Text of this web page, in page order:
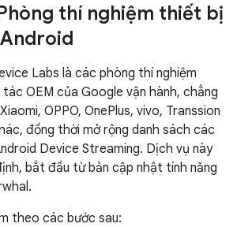
thí nghiệm thiết bị
Labs là các phòng thí nghiệm
OEM của Google vận hành, chẳng
OPPO, OnePlus, vivo, Transsion
đồng thời mở rộng danh sách các
Device Streaming. Dịch vụ này
bắt đầu từ bản cập nhật tính năng
theo các bước sau: